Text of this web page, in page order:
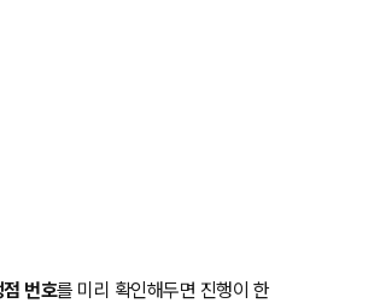
번호를 미리 확인해두면 진행이 한